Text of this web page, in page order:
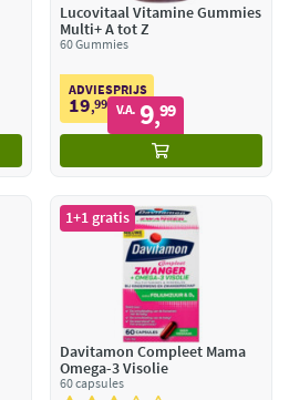
Lucovitaal Vitamine Gummies
Multi+ A tot Z
60 Gummies
ADVIESPRIJS
19,99 V.A. 9,99
1+1 gratis
Davitamon Compleet Mama
Omega-3 Visolie
60 capsules